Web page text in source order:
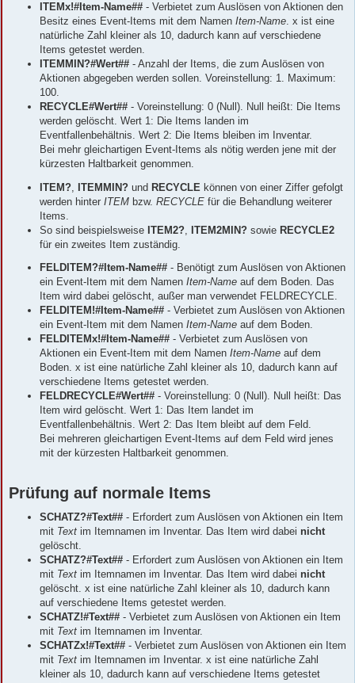
ITEMx!#Item-Name## - Verbietet zum Auslösen von Aktionen den
Besitz eines Event-Items mit dem Namen Item-Name. x ist eine
natürliche Zahl kleiner als 10, dadurch kann auf verschiedene
Items getestet werden.
ITEMMIN?#Wert## - Anzahl der Items, die zum Auslösen von
Aktionen abgegeben werden sollen. Voreinstellung: 1. Maximum:
100.
RECYCLE#Wert## - Voreinstellung: 0 (Null). Null heißt: Die Items
werden gelöscht. Wert 1: Die Items landen im
Eventfallenbehältnis. Wert 2: Die Items bleiben im Inventar.
Bei mehr gleichartigen Event-Items als nötig werden jene mit der
kürzesten Haltbarkeit genommen.
ITEM? ITEMMIN? und RECYCLE können von einer Ziffer gefolgt
werden hinter ITEM bzw. RECYCLE für die Behandlung weiterer
Items.
So sind beispielsweise ITEM2? ITEM2MIN? sowie RECYCLE2
für ein zweites Item zuständig.
FELDITEM?#Item-Name## - Benötigt zum Auslösen von Aktionen
ein Event-Item mit dem Namen Item-Name auf dem Boden. Das
Item wird dabei gelöscht, außer man verwendet FELDRECYCLE.
FELDITEM!#Item-Name## - Verbietet zum Auslösen von Aktionen
ein Event-Item mit dem Namen Item-Name auf dem Boden.
FELDITEMx!#Item-Name## - Verbietet zum Auslösen von
Aktionen ein Event-Item mit dem Namen Item-Name auf dem
Boden. x ist eine natürliche Zahl kleiner als 10, dadurch kann auf
verschiedene Items getestet werden.
FELDRECYCLE#Wert## - Voreinstellung: 0 (Null). Null heißt: Das
Item wird gelöscht. Wert 1: Das Item landet im
Eventfallenbehältnis. Wert 2: Das Item bleibt auf dem Feld.
Bei mehreren gleichartigen Event-Items auf dem Feld wird jenes
mit der kürzesten Haltbarkeit genommen.
Prüfung auf normale Items
SCHATZ?#Text## - Erfordert zum Auslösen von Aktionen ein Item
mit Text im Itemnamen im Inventar. Das Item wird dabei nicht
gelöscht.
SCHATZ?#Text## - Erfordert zum Auslösen von Aktionen ein Item
mit Text im Itemnamen im Inventar. Das Item wird dabei nicht
gelöscht. x ist eine natürliche Zahl kleiner als 10, dadurch kann
auf verschiedene Items getestet werden.
SCHATZ!#Text## - Verbietet zum Auslösen von Aktionen ein Item
mit Text im Itemnamen im Inventar.
SCHATZx!#Text## - Verbietet zum Auslösen von Aktionen ein Item
mit Text im Itemnamen im Inventar. x ist eine natürliche Zahl
kleiner als 10, dadurch kann auf verschiedene Items getestet